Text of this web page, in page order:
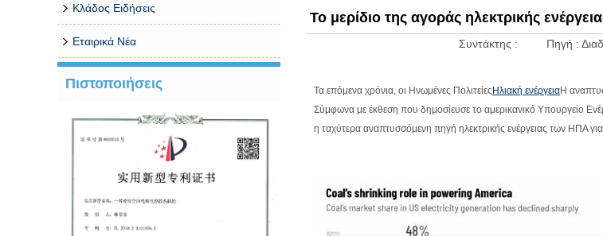
Κλάδος Ειδήσεις
Εταιρικά Νέα
Πιστοποιήσεις
Το μερίδιο της αγοράς ηλεκτρικής
Συντάκτης : Πηγή :
Τα επόμενα χρόνια, οι Ηνωμένες ΠολιτείεςΗλιακή ενέργειαΗ
Σύμφωνα με έκθεση που δημοσίευσε το αμερικανικό Υπουργείο
η ταχύτερα αναπτυσσόμενη πηγή ηλεκτρικής ενέργειας των ΗΠΑ